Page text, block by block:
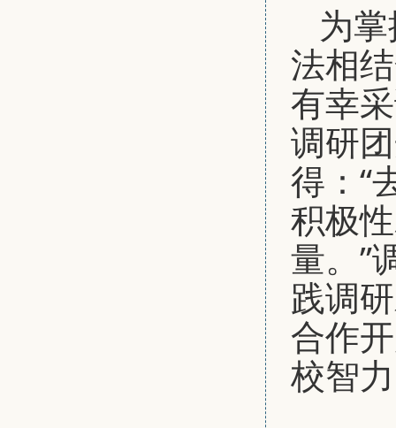
为
法相
有幸
调研
得：“
积极
量。”
践调
合作
校智